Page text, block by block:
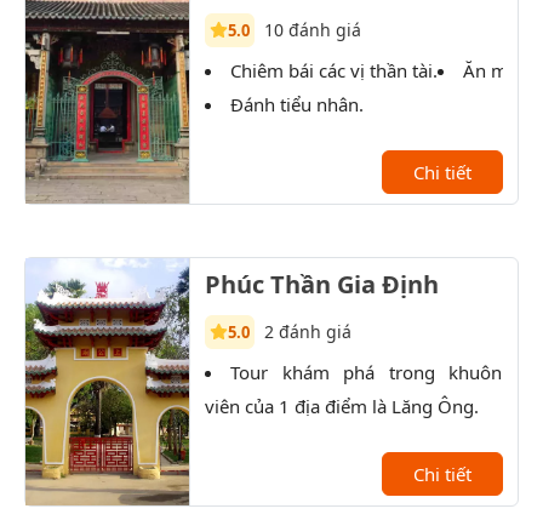
5.0 10 đánh giá
Chiêm bái các vị thần tài.
Đánh tiểu nhân.
Ăn món
Chi tiết
Phúc Thần Gia Định
5.0 2 đánh giá
Tour khám phá trong khuôn
viên của 1 địa điểm là Lăng Ông.
Chi tiết